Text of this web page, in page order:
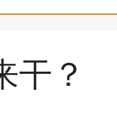
干？